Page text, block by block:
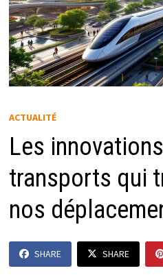
ACTUALITÉ
Les
transports qui
nos
SHARE SHARE